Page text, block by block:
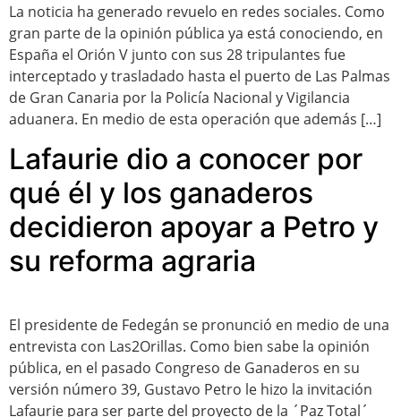
La noticia ha generado revuelo en redes sociales. Como
gran parte de la opinión pública ya está conociendo, en
España el Orión V junto con sus 28 tripulantes fue
interceptado y trasladado hasta el puerto de Las Palmas
de Gran Canaria por la Policía Nacional y Vigilancia
aduanera. En medio de esta operación que además […]
Lafaurie dio a conocer por
qué él y los ganaderos
decidieron apoyar a Petro y
su reforma agraria
El presidente de Fedegán se pronunció en medio de una
entrevista con Las2Orillas. Como bien sabe la opinión
pública, en el pasado Congreso de Ganaderos en su
versión número 39, Gustavo Petro le hizo la invitación
Lafaurie para ser parte del proyecto de la ´Paz Total´